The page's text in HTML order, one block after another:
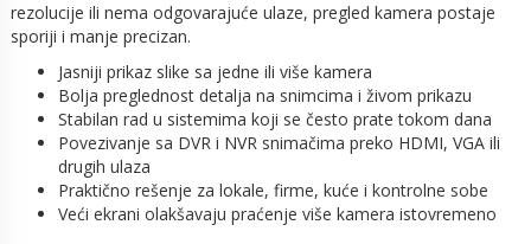
rezolucije ili nema odgovarajuće ulaze, pregled kamera postaje
sporiji i manje precizan.
Jasniji prikaz slike sa jedne ili više kamera
Bolja preglednost detalja na snimcima i živom prikazu
Stabilan rad u sistemima koji se često prate tokom dana
Povezivanje sa DVR i NVR snimačima preko HDMI, VGA ili
drugih ulaza
Praktično rešenje za lokale, firme, kuće i kontrolne sobe
Veći ekrani olakšavaju praćenje više kamera istovremeno